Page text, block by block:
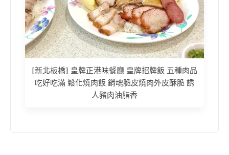
[新北板橋] 皇牌正港味餐廳 皇牌招牌飯 五種肉品
吃好吃滿 鬆化燒肉飯 銷魂脆皮燒肉外皮酥脆 誘
人豬肉油脂香